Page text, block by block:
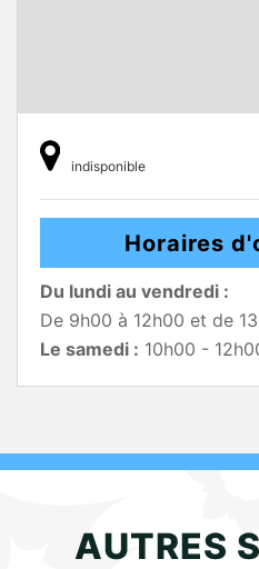
indisponible
Horaires
Du lundi au vendredi :
De 9h00 à 12h00 et de
Le samedi : 10h00 -
AUTRES